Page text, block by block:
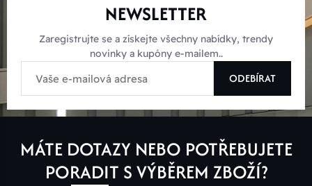
NEWSLETTER
Zaregistrujte se a získejte všechny nabídky, trendy
novinky a kupóny e-mailem..
ODEBÍRAT
MÁTE DOTAZY NEBO POTŘEBUJETE
PORADIT S VÝBĚREM ZBOŽÍ?